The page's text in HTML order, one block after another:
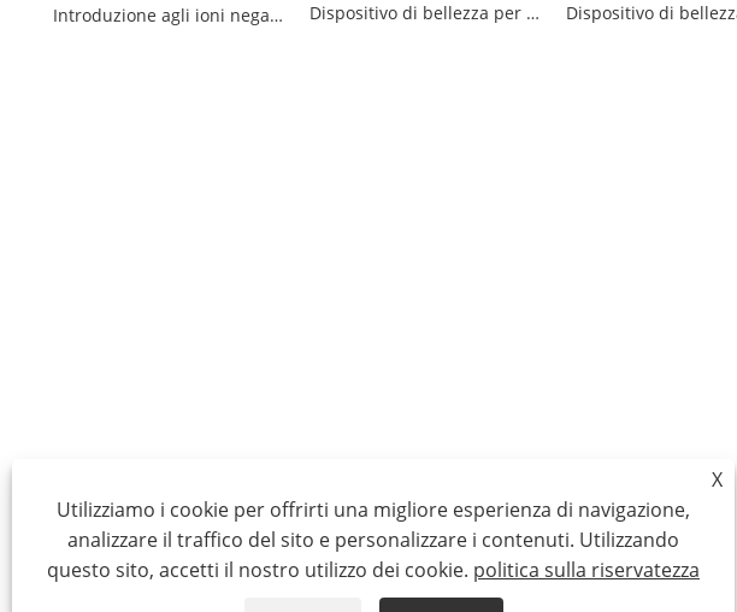
Introduzione agli ioni negativi positivi Dispositivo di pulizia per la bellezza Dispositivo di bellezza per elettroporazione
X
Utilizziamo i cookie per offrirti una migliore esperienza di navigazione,
analizzare il traffico del sito e personalizzare i contenuti. Utilizzando
questo sito, accetti il ​​nostro utilizzo dei cookie. politica sulla riservatezza